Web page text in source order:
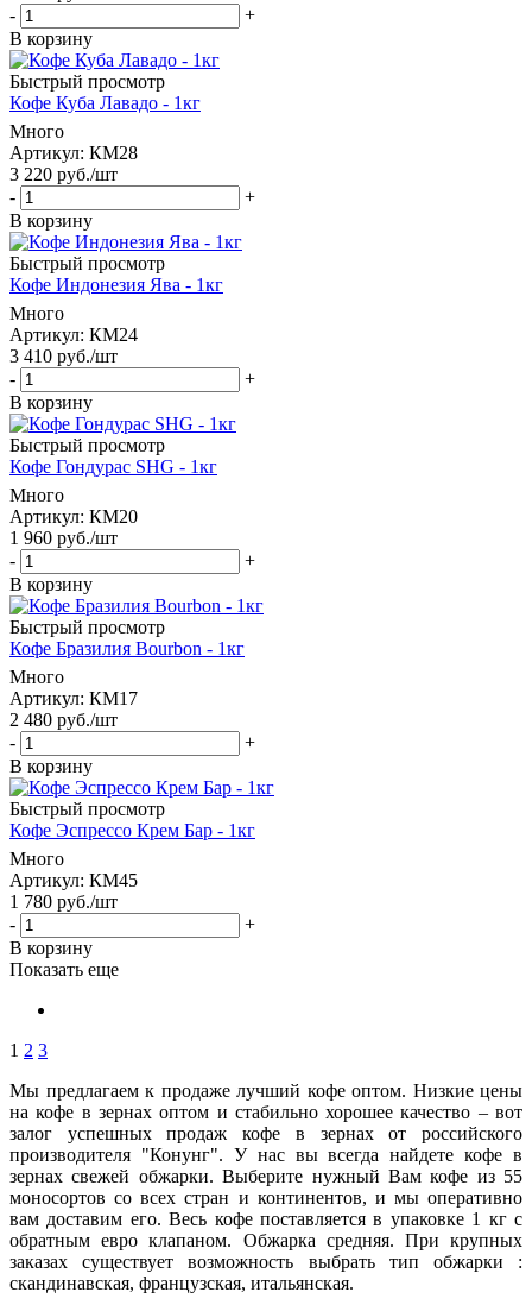
-
+
В корзину
Быстрый просмотр
Кофе Куба Лавадо - 1кг
Много
Артикул: КМ28
3 220 руб./шт
-
+
В корзину
Быстрый просмотр
Кофе Индонезия Ява - 1кг
Много
Артикул: КМ24
3 410 руб./шт
-
+
В корзину
Быстрый просмотр
Кофе Гондурас SHG - 1кг
Много
Артикул: КМ20
1 960 руб./шт
-
+
В корзину
Быстрый просмотр
Кофе Бразилия Bourbon - 1кг
Много
Артикул: КМ17
2 480 руб./шт
-
+
В корзину
Быстрый просмотр
Кофе Эспрессо Крем Бар - 1кг
Много
Артикул: КМ45
1 780 руб./шт
-
+
В корзину
Показать еще
1 2 3
Мы предлагаем к продаже лучший кофе оптом. Низкие цены
на кофе в зернах оптом и стабильно хорошее качество – вот
залог успешных продаж кофе в зернах от российского
производителя "Конунг". У нас вы всегда найдете кофе в
зернах свежей обжарки. Выберите нужный Вам кофе из 55
моносортов со всех стран и континентов, и мы оперативно
вам доставим его. Весь кофе поставляется в упаковке 1 кг с
обратным евро клапаном. Обжарка средняя. При крупных
заказах существует возможность выбрать тип обжарки :
скандинавская, французская, итальянская.